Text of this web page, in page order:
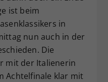
ist beim
in
nun auch in der
Die
mit der Italienerin
Achtelfinale klar mit
Ihre Consent-
Unter anderem eine
ID, für die
Ihrer
Einstellungen, falls der
dies eingestellt